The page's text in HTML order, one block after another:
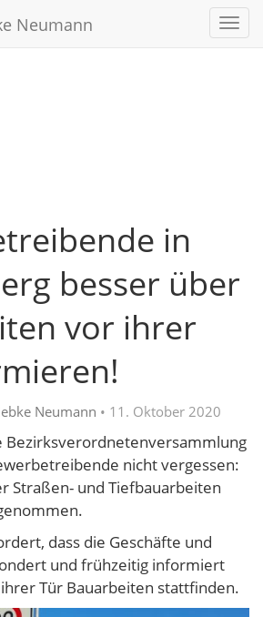
Neumann
in
besser über
vor ihrer
Neumann • 11. Oktober 2020
Bezirksverordnetenversammlung
nicht vergessen:
Straßen- und Tiefbauarbeiten
dass die Geschäfte und
und frühzeitig informiert
Tür Bauarbeiten stattfinden.